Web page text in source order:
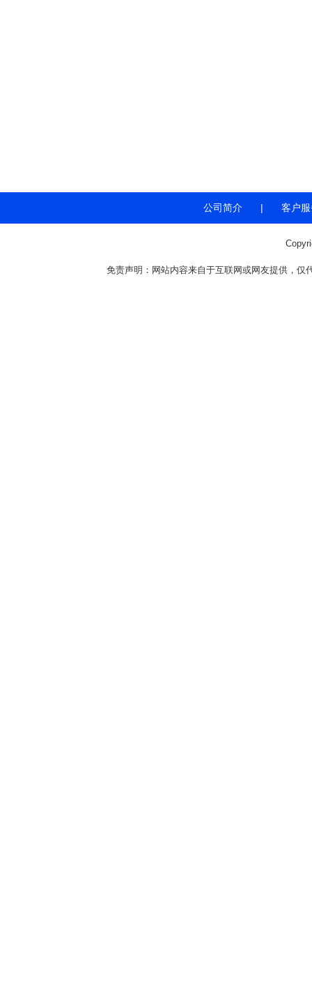
公司简介 | 客户
免责声明：网站内容来自于互联网或网友提供，